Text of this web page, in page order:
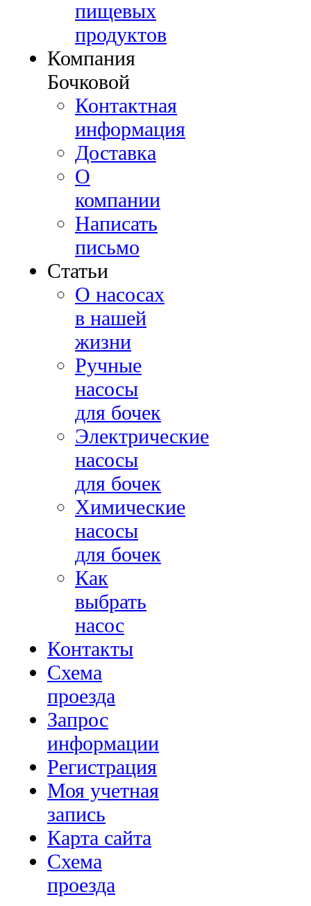
пищевых
продуктов
Компания
Бочковой
Контактная
информация
Доставка
О
компании
Написать
письмо
Cтатьи
О насосах
в нашей
жизни
Ручные
насосы
для бочек
Электрические
насосы
для бочек
Химические
насосы
для бочек
Как
выбрать
насос
Контакты
Схема
проезда
Запрос
информации
Регистрация
Моя учетная
запись
Карта сайта
Схема
проезда